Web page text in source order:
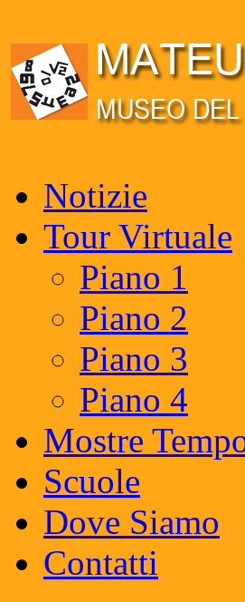
Notizie
Tour Virtuale
Piano 1
Piano 2
Piano 3
Piano 4
Mostre
Scuole
Dove Siamo
Contatti